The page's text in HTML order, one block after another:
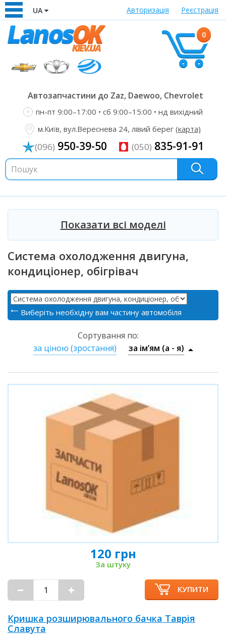
UA Авторизація Реєстрація
0
Автозапчастини до Zaz, Daewoo, Chevrolet
пн-пт 9:00–17:00 • сб 9:00–15:00 • нд вихідний
м.Київ, вул.Вереснева 24, лівий берег (карта)
(096) 950-39-50 (050) 835-91-91
Показати всі моделі
Система охолодження двигуна,
кондиціонер, обігрівач
Виберіть необхідну вам частину автомобіля
Сортування по:
за ціною (зростання)
за ім’ям (a - я)
120 грн
За штуку
КУПИТИ
Кришка розширювального бачка Таврія
Славута